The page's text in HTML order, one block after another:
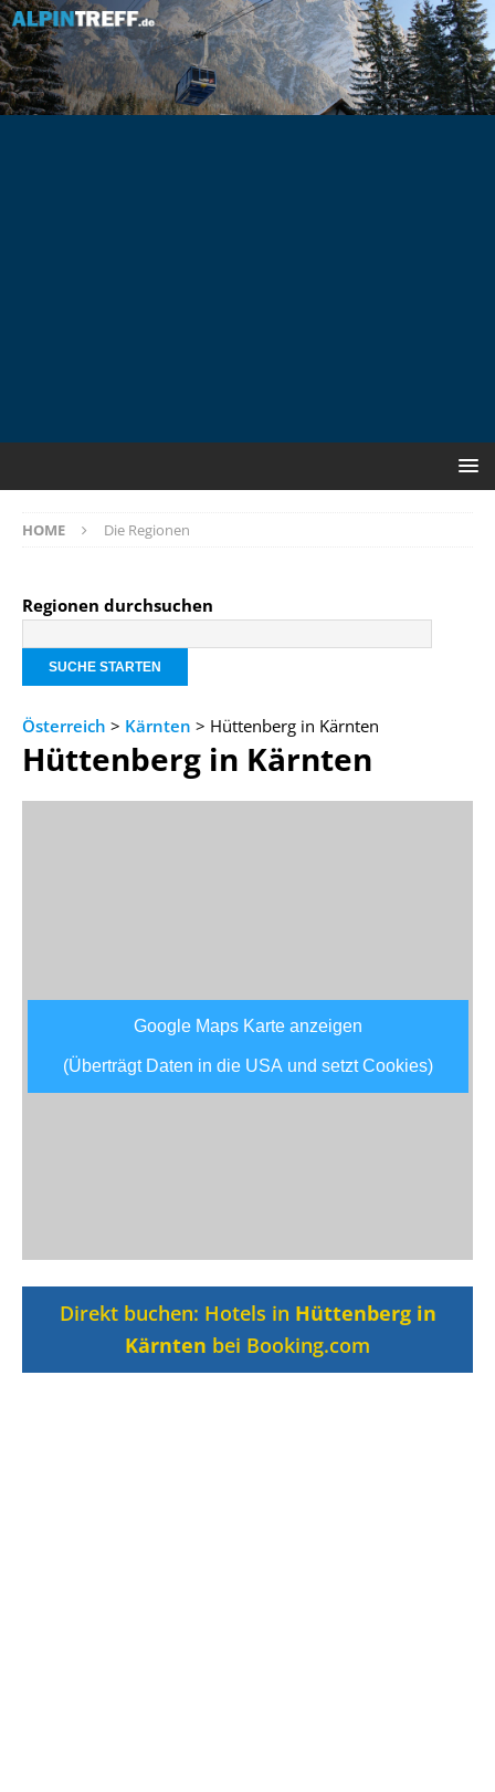
HOME Die Regionen
Regionen durchsuchen
Österreich > Kärnten > Hüttenberg in Kärnten
Hüttenberg in Kärnten
Google Maps Karte anzeigen
(Überträgt Daten in die USA und setzt Cookies)
Direkt buchen: Hotels in Hüttenberg in
Kärnten bei Booking.com